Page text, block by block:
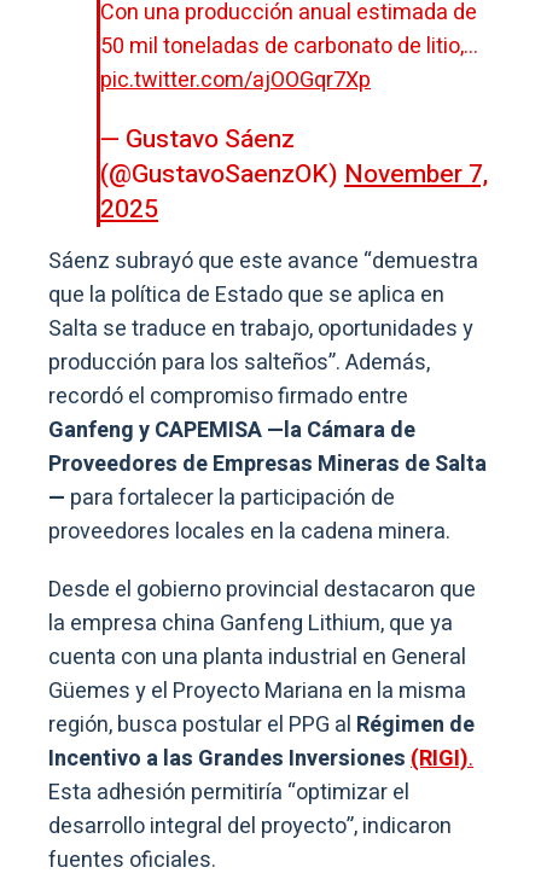
Con una producción anual estimada de
50 mil toneladas de carbonato de litio,…
pic.twitter.com/ajOOGqr7Xp
— Gustavo Sáenz
(@GustavoSaenzOK)November 7,
2025
Sáenz subrayó que este avance “demuestra
que la política de Estado que se aplica en
Salta se traduce en trabajo, oportunidades y
producción para los salteños”. Además,
recordó el compromiso firmado entre
Ganfeng y CAPEMISA —la Cámara de
Proveedores de Empresas Mineras de Salta
— para fortalecer la participación de
proveedores locales en la cadena minera.
Desde el gobierno provincial destacaron que
la empresa china Ganfeng Lithium, que ya
cuenta con una planta industrial en General
Güemes y el Proyecto Mariana en la misma
región, busca postular el PPG al Régimen de
Incentivo a las Grandes Inversiones(RIGI).
Esta adhesión permitiría “optimizar el
desarrollo integral del proyecto”, indicaron
fuentes oficiales.